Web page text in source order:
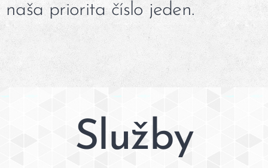
naša priorita číslo jeden.
Služby